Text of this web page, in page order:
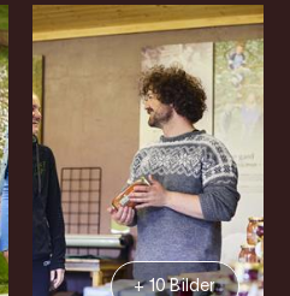
+ 10 Bilder